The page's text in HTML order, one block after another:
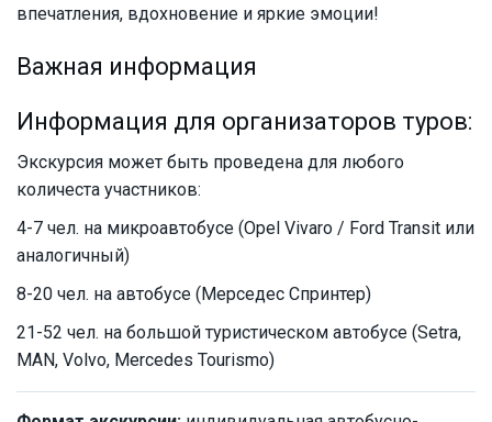
впечатления, вдохновение и яркие эмоции!
Важная информация
Информация для организаторов туров:
Экскурсия может быть проведена для любого
количеста участников:
4-7 чел. на микроавтобусе (Opel Vivaro / Ford Transit или
аналогичный)
8-20 чел. на автобусе (Мерседес Спринтер)
21-52 чел. на большой туристическом автобусе (Setra,
MAN, Volvo, Mercedes Tourismo)